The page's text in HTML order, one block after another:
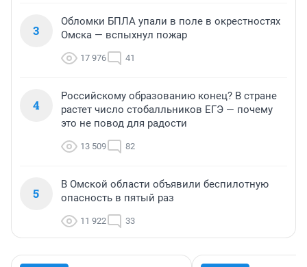
3
Обломки БПЛА упали в поле в окрестностях
Омска — вспыхнул пожар
17 976 41
4
Российскому образованию конец? В стране
растет число стобалльников ЕГЭ — почему
это не повод для радости
13 509 82
5
В Омской области объявили беспилотную
опасность в пятый раз
11 922 33